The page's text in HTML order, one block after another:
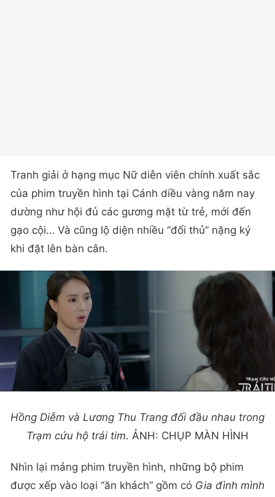
Tranh giải ở hạng mục Nữ diễn viên chính xuất sắc
của phim truyền hình tại Cánh diều vàng năm nay
dường như hội đủ các gương mặt từ trẻ, mới đến
gạo cội… Và cũng lộ diện nhiều “đối thủ” nặng ký
khi đặt lên bàn cân.
Hồng Diễm và Lương Thu Trang đối đầu nhau trong
Trạm cứu hộ trái tim. ẢNH: CHỤP MÀN HÌNH
Nhìn lại mảng phim truyền hình, những bộ phim
được xếp vào loại “ăn khách” gồm có Gia đình mình